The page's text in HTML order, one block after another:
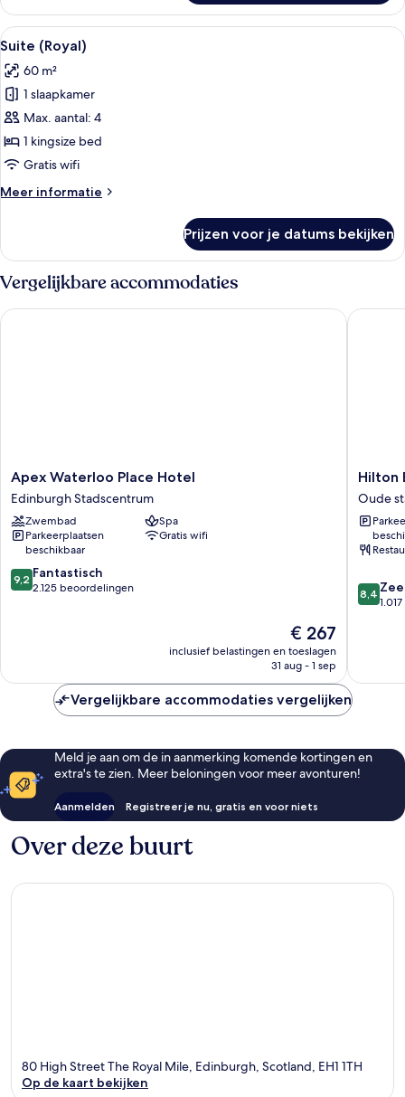
1
slaapkamer
Alle
foto's
voor
Suite
(Royal)
laden
Een moderne hotelkamer met een
17
Suite (Royal)
60 m²
1 slaapkamer
Max. aantal: 4
1 kingsize bed
Gratis wifi
Meer informatie
Meer
(Royal)
Prijzen voor je datums bekijken
Vergelijkbare accommodaties
Apex
Waterloo
Place
Hotel
Edinburgh
Stadscentrum
Apex Waterloo Place Hotel
Edinburgh Stadscentrum
Zwembad
Spa
Parkeerplaatsen
beschikbaar
Gratis wifi
9.2
van
9,2 Fantastisch
2.125 beoordelingen
De
prijs
is
€ 267
inclusief belastingen en toeslagen
31 aug - 1 sep
Apex Waterloo Place Hotel
Hilton
Carlton
Oude
stad
van
Hilton
Oude
8.4
van
8,4
Hilton
Vergelijkbare accommodaties vergelijken
Meld je aan om de in aanmerking komende kortingen en
extra's te zien. Meer beloningen voor meer avonturen!
Aanmelden Registreer je nu, gratis en voor niets
Over deze buurt
80 High Street The Royal Mile, Edinburgh, Scotland, EH1 1TH
Op de kaart bekijken